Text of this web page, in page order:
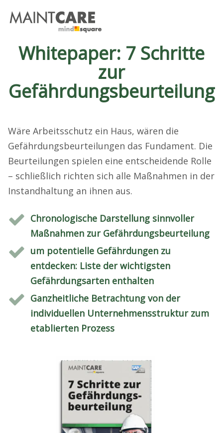
Whitepaper: 7 Schritte
zur
Gefährdungsbeurteilung
Wäre Arbeitsschutz ein Haus, wären die
Gefährdungsbeurteilungen das Fundament. Die
Beurteilungen spielen eine entscheidende Rolle
– schließlich richten sich alle Maßnahmen in der
Instandhaltung an ihnen aus.
Chronologische Darstellung sinnvoller
Maßnahmen zur Gefährdungsbeurteilung
um potentielle Gefährdungen zu
entdecken: Liste der wichtigsten
Gefährdungsarten enthalten
Ganzheitliche Betrachtung von der
individuellen Unternehmensstruktur zum
etablierten Prozess